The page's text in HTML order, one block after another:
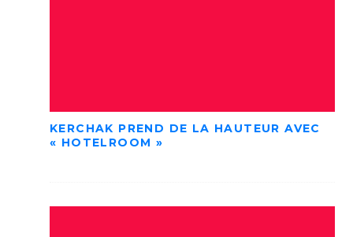
KERCHAK PREND DE LA HAUTEUR AVEC
« HOTELROOM »